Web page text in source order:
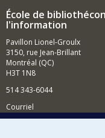
École de
l'information
Pavillon Lionel-Groulx
3150, rue Jean-Brillant
Montréal (QC)
H3T 1N8
514 343-6044
Courriel